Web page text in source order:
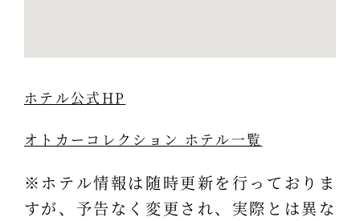
ホテル公式HP
オトカーコレクション ホテル一覧
※ホテル情報は随時更新を行っておりま
すが、予告なく変更され、実際とは異な